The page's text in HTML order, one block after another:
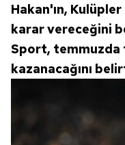
Hakan'ın,
karar vereceğini
Sport,
kazanacağını